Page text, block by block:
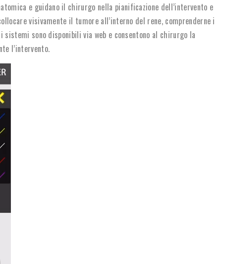
e guidano il chirurgo nella pianificazione dell’intervento e
visivamente il tumore all’interno del rene, comprenderne i
sono disponibili via web e consentono al chirurgo la
l’intervento.